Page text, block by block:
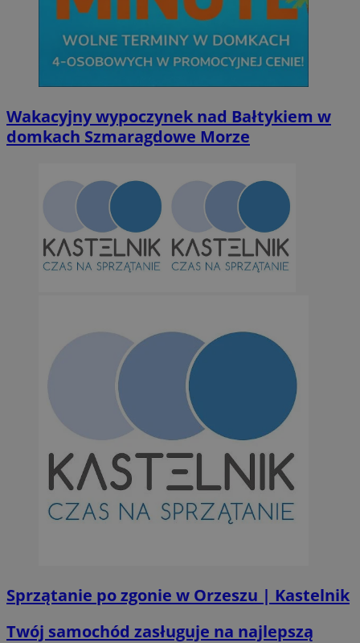
Wakacyjny wypoczynek nad Bałtykiem w
domkach Szmaragdowe Morze
Sprzątanie po zgonie w Orzeszu | Kastelnik
Twój samochód zasługuje na najlepszą